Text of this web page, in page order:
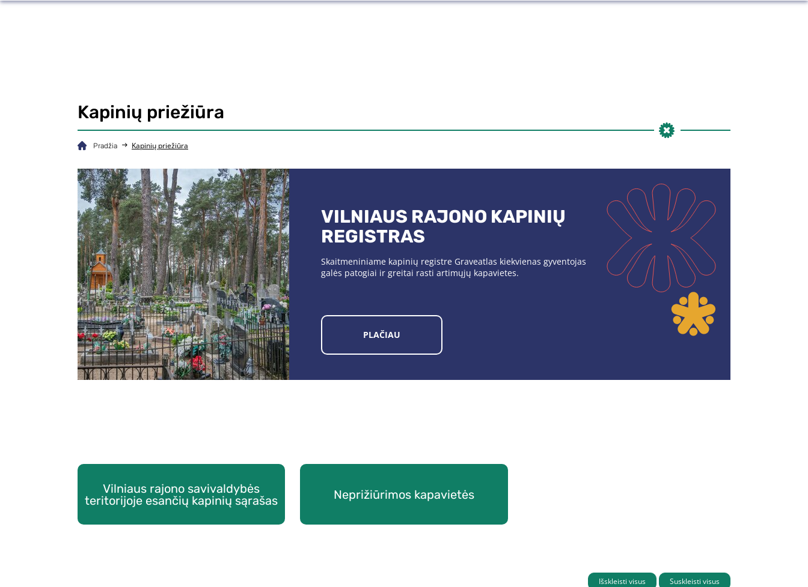
Kapinių priežiūra
Pradžia Kapinių priežiūra
VILNIAUS RAJONO KAPINIŲ
REGISTRAS
Skaitmeniniame kapinių registre Graveatlas kiekvienas gyventojas
galės patogiai ir greitai rasti artimųjų kapavietes.
PLAČIAU
Vilniaus rajono savivaldybės
teritorijoje esančių kapinių sąrašas
Neprižiūrimos kapavietės
Išskleisti visus Suskleisti visus